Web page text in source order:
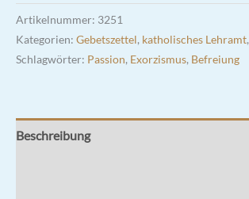
Artikelnummer: 3251
Kategorien: Gebetszettel, katholisches Lehramt,
Schlagwörter: Passion, Exorzismus, Befreiung
Beschreibung